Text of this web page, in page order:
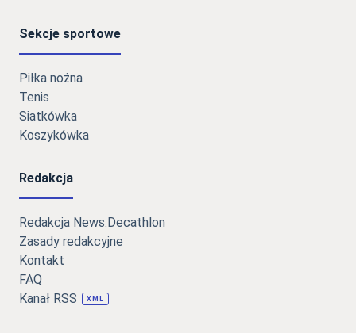
Sekcje sportowe
Piłka nożna
Tenis
Siatkówka
Koszykówka
Redakcja
Redakcja News.Decathlon
Zasady redakcyjne
Kontakt
FAQ
Kanał RSS
XML